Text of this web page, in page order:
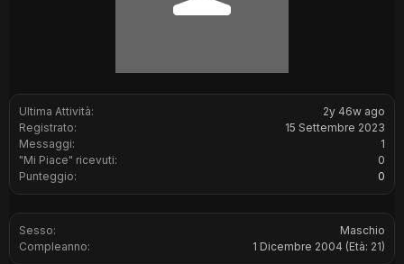
Ultima Attività:
2y 46w ago
Registrato:
15 Settembre 2023
Messaggi:
1
"Mi Piace" ricevuti:
0
Punteggio:
0
Sesso:
Maschio
Compleanno:
1 Dicembre 2004 (Età: 21)